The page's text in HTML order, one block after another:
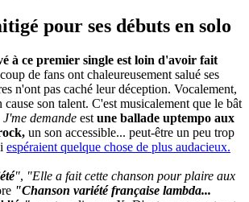
pour ses débuts en solo
à ce premier single est loin d'avoir fait
de fans ont chaleureusement salué ses
n'ont pas caché leur déception. Vocalement,
cause son talent. C'est musicalement que le bât
J'me demande est une ballade uptempo aux
un son accessible... peut-être un peu trop
espéraient quelque chose de plus audacieux.
", "Elle a fait cette chanson pour plaire aux
"Chanson variété française lambda...